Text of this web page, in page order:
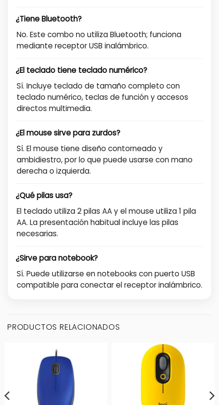
¿Tiene Bluetooth?
No. Este combo no utiliza Bluetooth; funciona
mediante receptor USB inalámbrico.
¿El teclado tiene teclado numérico?
Sí. Incluye teclado de tamaño completo con
teclado numérico, teclas de función y accesos
directos multimedia.
¿El mouse sirve para zurdos?
Sí. El mouse tiene diseño contorneado y
ambidiestro, por lo que puede usarse con mano
derecha o izquierda.
¿Qué pilas usa?
El teclado utiliza 2 pilas AA y el mouse utiliza 1 pila
AA. La presentación habitual incluye las pilas
necesarias.
¿Sirve para notebook?
Sí. Puede utilizarse en notebooks con puerto USB
compatible para conectar el receptor inalámbrico.
PRODUCTOS RELACIONADOS